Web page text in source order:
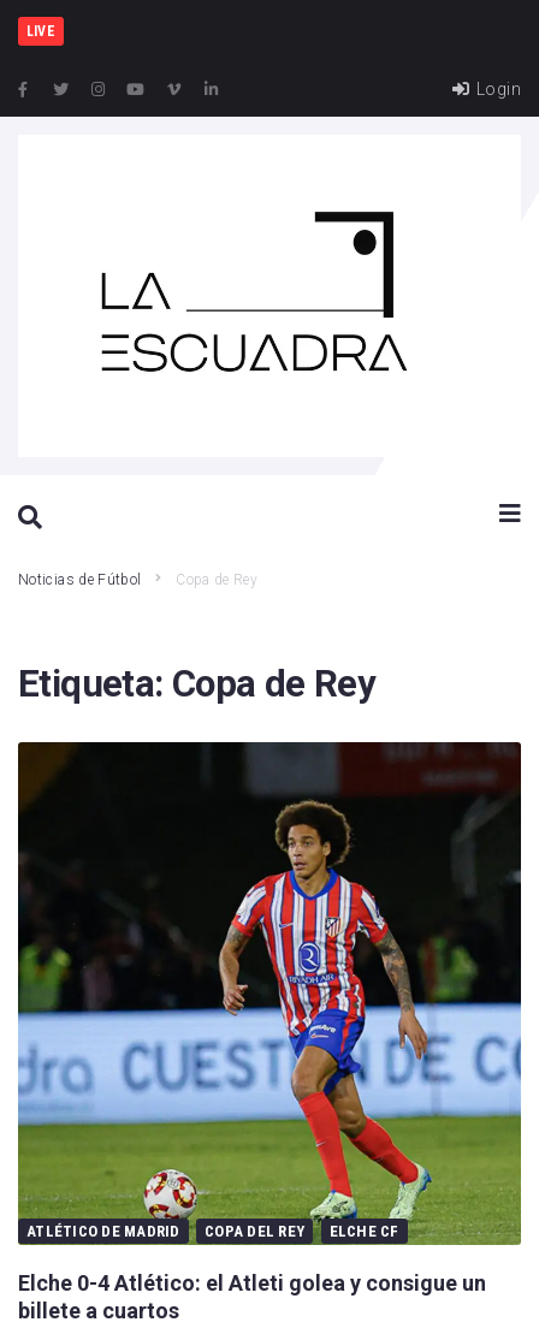
LIVE
Login
Noticias de Fútbol Copa de Rey
Etiqueta: Copa de Rey
ATLÉTICO DE MADRID COPA DEL REY ELCHE CF
Elche 0-4 Atlético: el Atleti golea y consigue un
billete a cuartos